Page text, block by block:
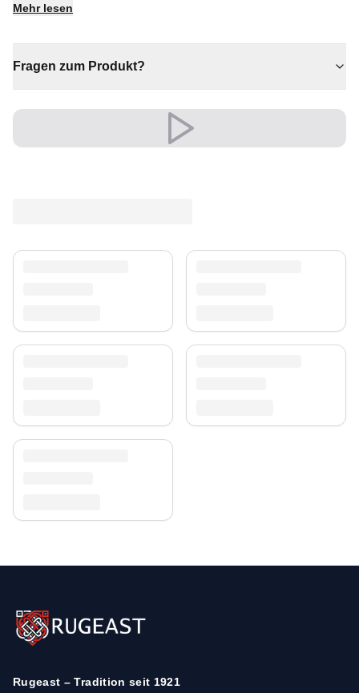
jeden Raum in etwas Besonderes.
✔ Zeitloses Design für jeden Raum
✔ Vielseitiger Stil für jeden Raum
✔ Eine bleibende Investition für Ihr Zuhause
Eine zeitlose Wahl, die Komfort und Charakter ins Herz
Versand & Service
Mehr lesen
Fragen zum Produkt?
Rugeast – Tradition seit 1921